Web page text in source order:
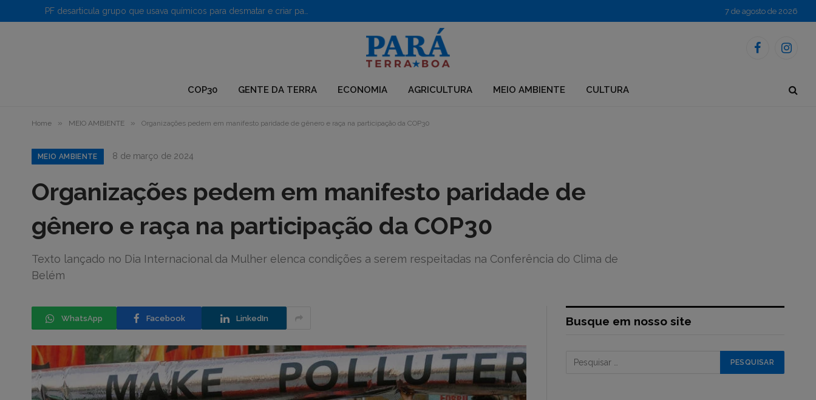
7 de agosto de 2026
Facebook
COP30 GENTE DA TERRA ECONOMIA AGRICULTURA MEIO AMBIENTE CULTURA
Home » MEIO AMBIENTE » Organizações pedem em manifesto paridade de gênero e raça na participação da COP30
MEIO AMBIENTE 8 de março de 2024
Organizações pedem em manifesto paridade de
gênero e raça na participação da COP30
Texto lançado no Dia Internacional da Mulher elenca condições a serem respeitadas na Conferência do Clima de
Belém
WhatsApp Facebook LinkedIn Busque em nosso site